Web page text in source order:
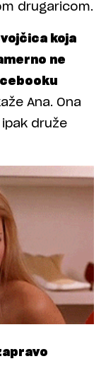
drugaricom.
koja
ne
Ana. Ona
druže